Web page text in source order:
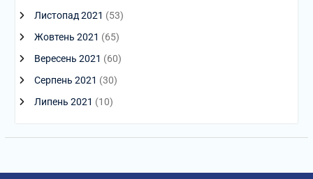
Листопад 2021 (53)
Жовтень 2021 (65)
Вересень 2021 (60)
Серпень 2021 (30)
Липень 2021 (10)